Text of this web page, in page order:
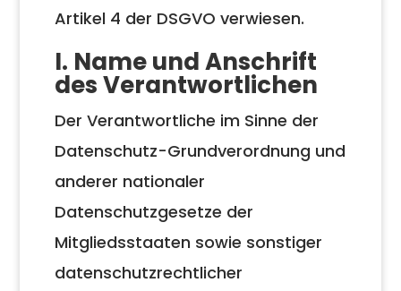
Artikel 4 der DSGVO verwiesen.
I. Name und Anschrift
des Verantwortlichen
Der Verantwortliche im Sinne der
Datenschutz-Grundverordnung und
anderer nationaler
Datenschutzgesetze der
Mitgliedsstaaten sowie sonstiger
datenschutzrechtlicher